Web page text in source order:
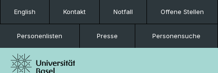
English Kontakt Notfall Offene Stellen
Personenlisten Presse Personensuche